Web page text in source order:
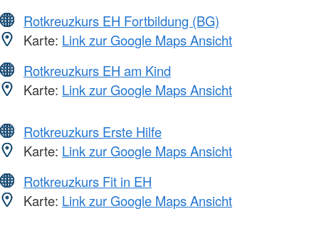
Rotkreuzkurs EH Fortbildung (BG)
Karte: Link zur Google Maps Ansicht
Rotkreuzkurs EH am Kind
Karte: Link zur Google Maps Ansicht
Rotkreuzkurs Erste Hilfe
Karte: Link zur Google Maps Ansicht
Rotkreuzkurs Fit in EH
Karte: Link zur Google Maps Ansicht